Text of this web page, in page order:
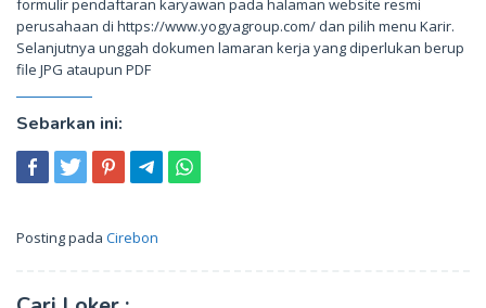
formulir pendaftaran karyawan pada halaman website resmi
perusahaan di https://www.yogyagroup.com/ dan pilih menu Karir.
Selanjutnya unggah dokumen lamaran kerja yang diperlukan berup
file JPG ataupun PDF
Sebarkan ini:
Posting pada Cirebon